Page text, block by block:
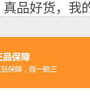
真品好货，我